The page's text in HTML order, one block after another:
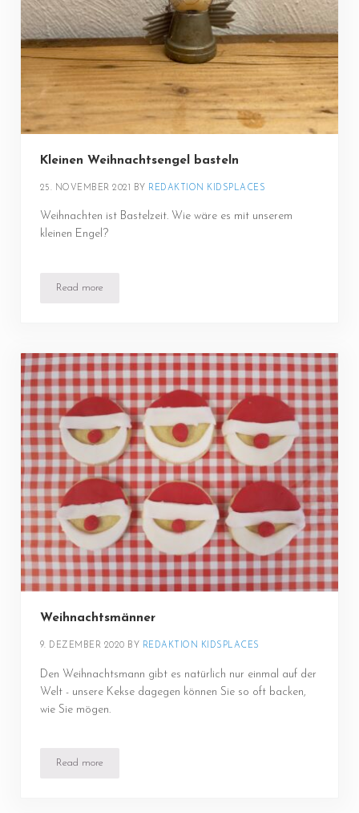
Kleinen Weihnachtsengel basteln
25. NOVEMBER 2021 BY REDAKTION KIDSPLACES
Weihnachten ist Bastelzeit. Wie wäre es mit unserem
kleinen Engel?
Read moreKleinen Weihnachtsengel basteln
Weihnachtsmänner
9. DEZEMBER 2020 BY REDAKTION KIDSPLACES
Den Weihnachtsmann gibt es natürlich nur einmal auf der
Welt - unsere Kekse dagegen können Sie so oft backen,
wie Sie mögen.
Read moreWeihnachtsmänner